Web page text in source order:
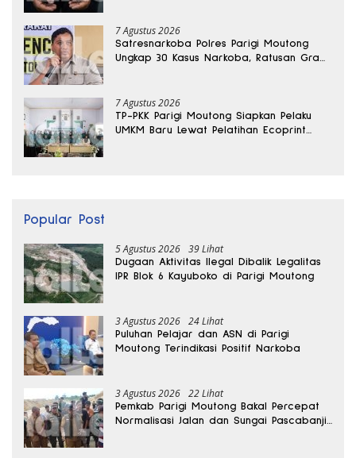
7 Agustus 2026
Satresnarkoba Polres Parigi Moutong
Ungkap 30 Kasus Narkoba, Ratusan Gram
7 Agustus 2026
TP-PKK Parigi Moutong Siapkan Pelaku
UMKM Baru Lewat Pelatihan Ecoprint
Popular Post
5 Agustus 2026 39 Lihat
Dugaan Aktivitas Ilegal Dibalik Legalitas
IPR Blok 6 Kayuboko di Parigi Moutong
3 Agustus 2026 24 Lihat
Puluhan Pelajar dan ASN di Parigi
Moutong Terindikasi Positif Narkoba
3 Agustus 2026 22 Lihat
Pemkab Parigi Moutong Bakal Percepat
Normalisasi Jalan dan Sungai Pascabanjir